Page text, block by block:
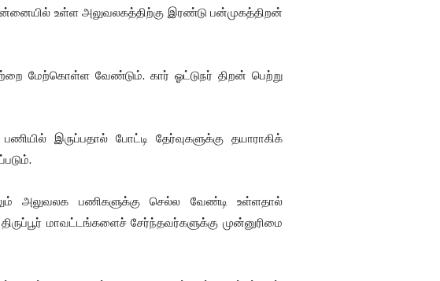
உள்ள அலுவலகத்திற்கு இரண்டு பன்முகத்திறன்
மேற்கொள்ள வேண்டும். கார் ஓட்டுநர் திறன் பெற்று
இருப்பதால் போட்டி தேர்வுகளுக்கு தயாராகிக்
அலுவலக பணிகளுக்கு செல்ல வேண்டி உள்ளதால்
மாவட்டங்களைச் சேர்ந்தவர்களுக்கு முன்னுரிமை